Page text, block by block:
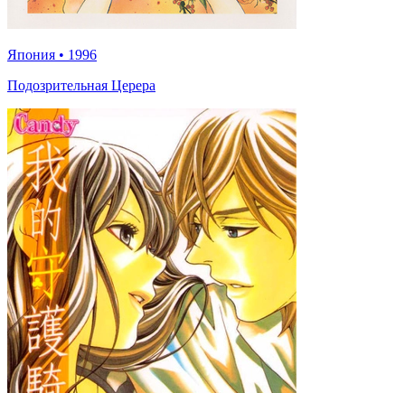
Япония • 1996
Подозрительная Церера